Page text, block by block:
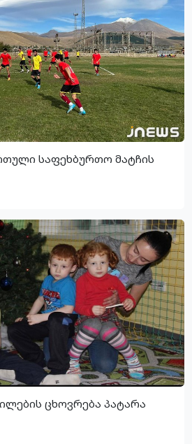
საფეხბურთო მატჩის
ცხოვრება პატარა